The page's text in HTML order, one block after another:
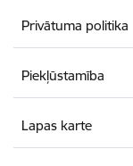
Privātuma politika
Piekļūstamība
Lapas karte